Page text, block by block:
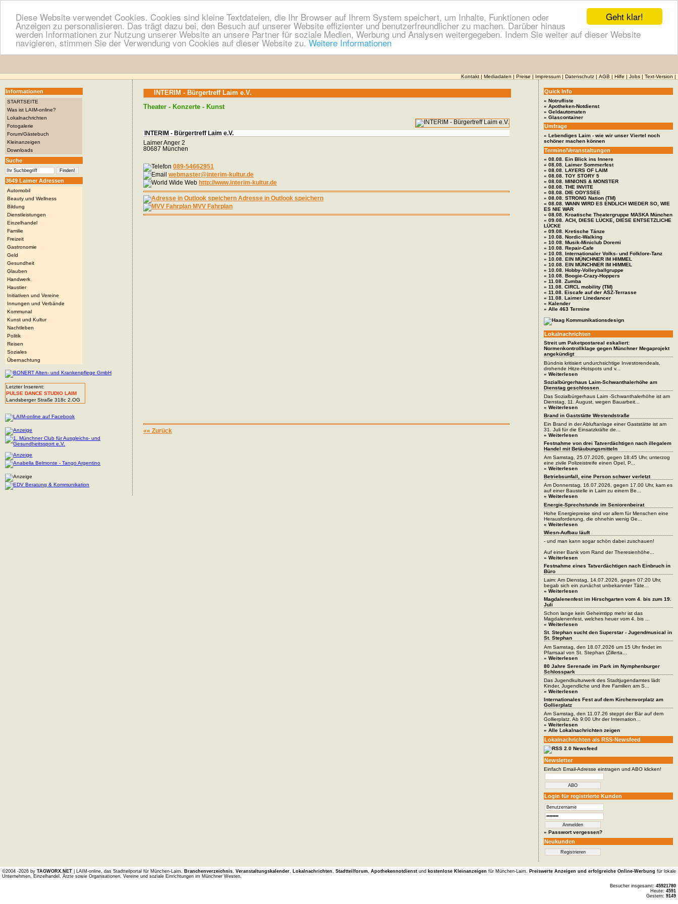
Geht klar!
Diese Website verwendet Cookies. Cookies sind kleine Textdateien, die Ihr Browser auf Ihrem System speichert, um Inhalte, Funktionen oder
Anzeigen zu personalisieren. Das trägt dazu bei, den Besuch auf unserer Website effizienter und benutzerfreundlicher zu machen. Darüber hinaus
werden Informationen zur Nutzung unserer Website an unsere Partner für soziale Medien, Werbung und Analysen weitergegeben. Indem Sie weiter auf dieser Website
navigieren, stimmen Sie der Verwendung von Cookies auf dieser Website zu. Weitere Informationen
Kontakt Mediadaten Preise Impressum Datenschutz AGB Hilfe Jobs Text-Version
Informationen
STARTSEITE
Was ist LAIM-online?
Lokalnachrichten
Fotogalerie
Forum/Gästebuch
Kleinanzeigen
Downloads
Suche
3649 Laimer Adressen
Automobil
Beauty und Wellness
Bildung
Dienstleistungen
Einzelhandel
Familie
Freizeit
Gastronomie
Geld
Gesundheit
Glauben
Handwerk
Haustier
Initiativen und Vereine
Innungen und Verbände
Kommunal
Kunst und Kultur
Nachtleben
Politik
Reisen
Soziales
Übernachtung
Letzter Inserent:
PULSE DANCE STUDIO LAIM
Landsberger Straße 318c 2.OG
INTERIM - Bürgertreff Laim e.V.
Theater - Konzerte - Kunst
INTERIM - Bürgertreff Laim e.V.
Laimer Anger 2
80687 München
089-54662951
webmaster@interim-kultur.de
http://www.interim-kultur.de
Adresse in Outlook speichern
MVV Fahrplan
«« Zurück
Quick Info
» Notrufliste
» Apotheken-Notdienst
» Geldautomaten
» Glascontainer
Umfrage
» Lebendiges Laim - wie wir unser Viertel noch
schöner machen können
Termine/Veranstaltungen
» 08.08. Ein Blick ins Innere
» 08.08. Laimer Sommerfest
» 08.08. LAYERS OF LAIM
» 08.08. TOY STORY 5
» 08.08. MINIONS & MONSTER
» 08.08. THE INVITE
» 08.08. DIE ODYSSEE
» 08.08. STRONG Nation (TM)
» 08.08. WANN WIRD ES ENDLICH WIEDER SO, WIE
ES NIE WAR
» 08.08. Kroatische Theatergruppe MASKA München
» 09.08. ACH, DIESE LÜCKE, DIESE ENTSETZLICHE
LÜCKE
» 09.08. Kretische Tänze
» 10.08. Nordic-Walking
» 10.08. Musik-Miniclub Doremi
» 10.08. Repair-Cafe
» 10.08. Internationaler Volks- und Folklore-Tanz
» 10.08. EIN MÜNCHNER IM HIMMEL
» 10.08. EIN MÜNCHNER IM HIMMEL
» 10.08. Hobby-Volleyballgruppe
» 10.08. Boogie-Crazy-Hoppers
» 11.08. Zumba
» 11.08. CIRCL mobility (TM)
» 11.08. Eiscafe auf der ASZ-Terrasse
» 11.08. Laimer Linedancer
» Kalender
» Alle 463 Termine
Lokalnachrichten
Streit um Paketpostareal eskaliert:
Normenkontrollklage gegen Münchner Megaprojekt
angekündigt
Bündnis kritisiert undurchsichtige Investorendeals,
drohende Hitze-Hotspots und v...
» Weiterlesen
Sozialbürgerhaus Laim-Schwanthalerhöhe am
Dienstag geschlossen
Das Sozialbürgerhaus Laim -Schwanthalerhöhe ist am
Dienstag, 11. August, wegen Bauarbeit...
» Weiterlesen
Brand in Gaststätte Westendstraße
Ein Brand in der Abluftanlage einer Gaststätte ist am
31. Juli für die Einsatzkräfte de...
» Weiterlesen
Festnahme von drei Tatverdächtigen nach illegalem
Handel mit Betäubungsmitteln
Am Samstag, 25.07.2026, gegen 18:45 Uhr, unterzog
eine zivile Polizeistreife einen Opel, P...
» Weiterlesen
Betriebsunfall, eine Person schwer verletzt
Am Donnerstag, 16.07.2026, gegen 17.00 Uhr, kam es
auf einer Baustelle in Laim zu einem Be...
» Weiterlesen
Energie-Sprechstunde im Seniorenbeirat
Hohe Energiepreise sind vor allem für Menschen eine
Herausforderung, die ohnehin wenig Ge...
» Weiterlesen
Wiesn-Aufbau läuft
- und man kann sogar schön dabei zuschauen!
Auf einer Bank vom Rand der Theresienhöhe...
» Weiterlesen
Festnahme eines Tatverdächtigen nach Einbruch in
Büro
Laim: Am Dienstag, 14.07.2026, gegen 07:20 Uhr,
begab sich ein zunächst unbekannter Täte...
» Weiterlesen
Magdalenenfest im Hirschgarten vom 4. bis zum 19.
Juli
Schon lange kein Geheimtipp mehr ist das
Magdalenenfest, welches heuer vom 4. bis ...
» Weiterlesen
St. Stephan sucht den Superstar - Jugendmusical in
St. Stephan
Am Samstag, den 18.07.2026 um 15 Uhr findet im
Pfarrsaal von St. Stephan (Zillerta...
» Weiterlesen
80 Jahre Serenade im Park im Nymphenburger
Schlosspark
Das Jugendkulturwerk des Stadtjugendamtes lädt
Kinder, Jugendliche und ihre Familien am S...
» Weiterlesen
Internationales Fest auf dem Kirchenvorplatz am
Gollierplatz
Am Samstag, den 11.07.26 steppt der Bär auf dem
Gollierplatz. Ab 9:00 Uhr der Internation...
» Weiterlesen
» Alle Lokalnachrichten zeigen
Lokalnachrichten als RSS-Newsfeed
Newsletter
Einfach Email-Adresse eintragen und ABO klicken!
Login für registrierte Kunden
» Passwort vergessen?
Neukunden
©2004 -2026 by TAGWORX.NET| LAIM-online, das Stadtteilportal für München-Laim. Branchenverzeichnis, Veranstaltungskalender, Lokalnachrichten Stadtteilforum, Apothekennotdienstund kostenlose Kleinanzeigen für München-Laim. Preiswerte Anzeigen und erfolgreiche Online-Werbung für lokale
Unternehmen, Einzelhandel, Ärzte sowie Organisationen, Vereine und soziale Einrichtungen im Münchner Westen.
Besucher insgesamt:45921780
Heute:4591
Gestern:9149